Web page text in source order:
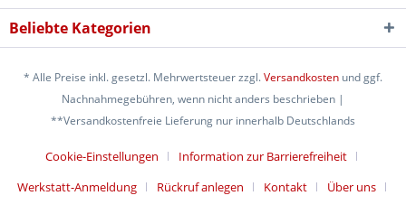
Beliebte Kategorien
* Alle Preise inkl. gesetzl. Mehrwertsteuer zzgl.Versandkosten und ggf.
Nachnahmegebühren, wenn nicht anders beschrieben |
**Versandkostenfreie Lieferung nur innerhalb Deutschlands
Cookie-Einstellungen
Information zur Barrierefreiheit
Werkstatt-Anmeldung
Rückruf anlegen Kontakt
Über uns